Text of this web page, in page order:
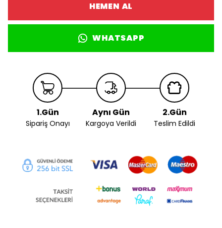
HEMEN AL
WHATSAPP
1.Gün
Sipariş Onayı
Aynı Gün
Kargoya Verildi
2.Gün
Teslim Edildi